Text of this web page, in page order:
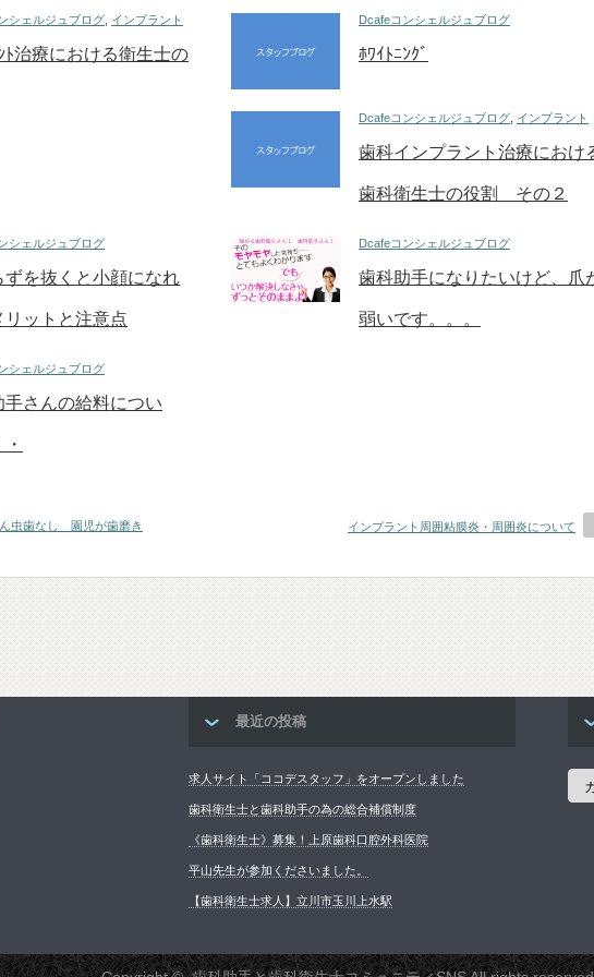
シェルジュブログ インプラント
ﾄ治療における衛生士の
Dcafeコンシェルジュブログ
ﾎﾜｲﾄﾆﾝｸﾞ
Dcafeコンシェルジュブログ インプラント
歯科インプラント治療におけ
歯科衛生士の役割 その２
シェルジュブログ
ずを抜くと小顔になれ
リットと注意点
Dcafeコンシェルジュブログ
歯科助手になりたいけど、爪
弱いです。。。
シェルジュブログ
手さんの給料につい
ん虫歯なし 園児が歯磨き インプラント周囲粘膜炎・周囲炎について
最近の投稿
求人サイト「ココデスタッフ」をオープンしました
歯科衛生士と歯科助手の為の総合補償制度
《歯科衛生士》募集！上原歯科口腔外科医院
平山先生が参加くださいました。
【歯科衛生士求人】立川市玉川上水駅
カ